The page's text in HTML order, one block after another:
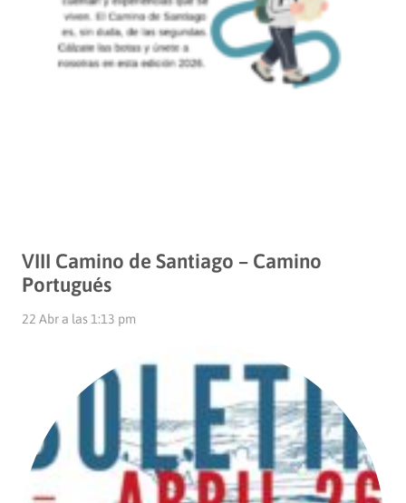
VIII Camino de Santiago – Camino
Portugués
22 Abr a las 1:13 pm